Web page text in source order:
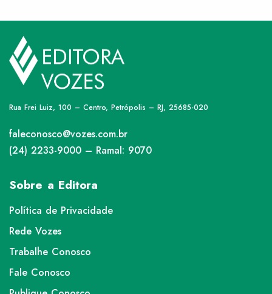
Rua Frei Luiz, 100 – Centro, Petrópolis – RJ, 25685-020
faleconosco@vozes.com.br
(24) 2233-9000 – Ramal: 9070
Sobre a Editora
Política de Privacidade
Rede Vozes
Trabalhe Conosco
Fale Conosco